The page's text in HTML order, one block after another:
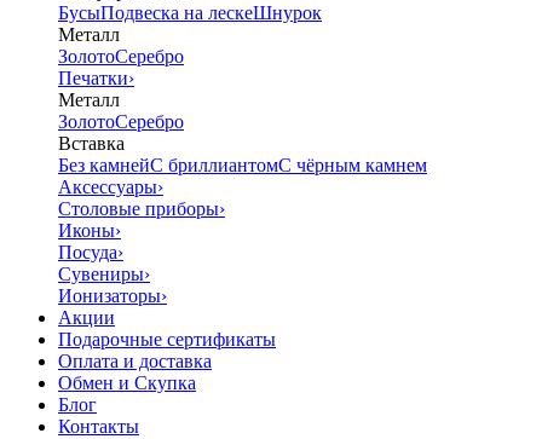
БусыПодвеска на лескеШнурок
Металл
ЗолотоСеребро
Печатки›
Металл
ЗолотоСеребро
Вставка
Без камнейС бриллиантомС чёрным камнем
Аксессуары›
Столовые приборы›
Иконы›
Посуда›
Сувениры›
Ионизаторы›
Акции
Подарочные сертификаты
Оплата и доставка
Обмен и Скупка
Блог
Контакты